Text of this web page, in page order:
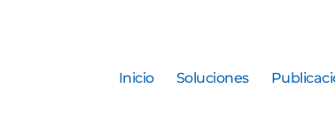
Inicio Soluciones